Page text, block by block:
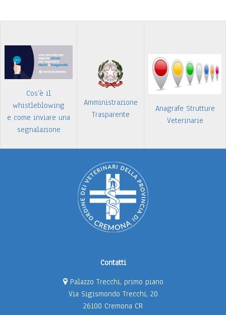
Cos’è il
whistleblowing
e come inviare una
segnalazione
Amministrazione
Trasparente
Anagrafe Strutture
Veterinarie
Contatti
Palazzo Trecchi, primo piano
Via Sigismondo Trecchi, 20
26100 Cremona CR